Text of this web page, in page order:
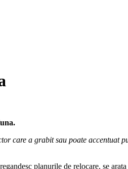
care a grabit sau poate accentuat
planurile de relocare, se